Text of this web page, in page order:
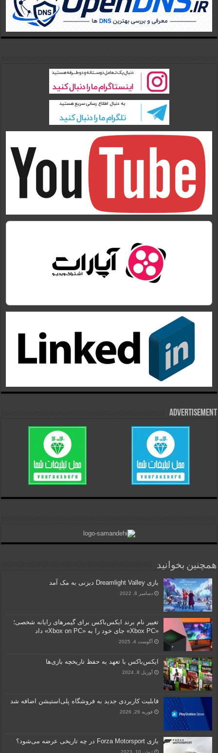
Advertisement
همچنین بخوانید
بازی Dreamlight Valley دیزنی به مک آمد
دسامبر 8, 2022
تغییر نام برند ایکس‌باکس برای گیمرهای رایانه شخصی؛
«Xbox PC» جای خود را به «Xbox on PC» داد
آگوست 4, 2025
ایکس‌باکس با تعهد به حفظ تاریخچه بازی‌ها
آوریل 8, 2024
قابلیت کاربردی جدید به فروشگاه پلی‌استیشن اضافه شد
فوریه 26, 2026
بازی Forza Motorsport در چه تاریخی عرضه می‌شود؟
ژوئن 10, 2023